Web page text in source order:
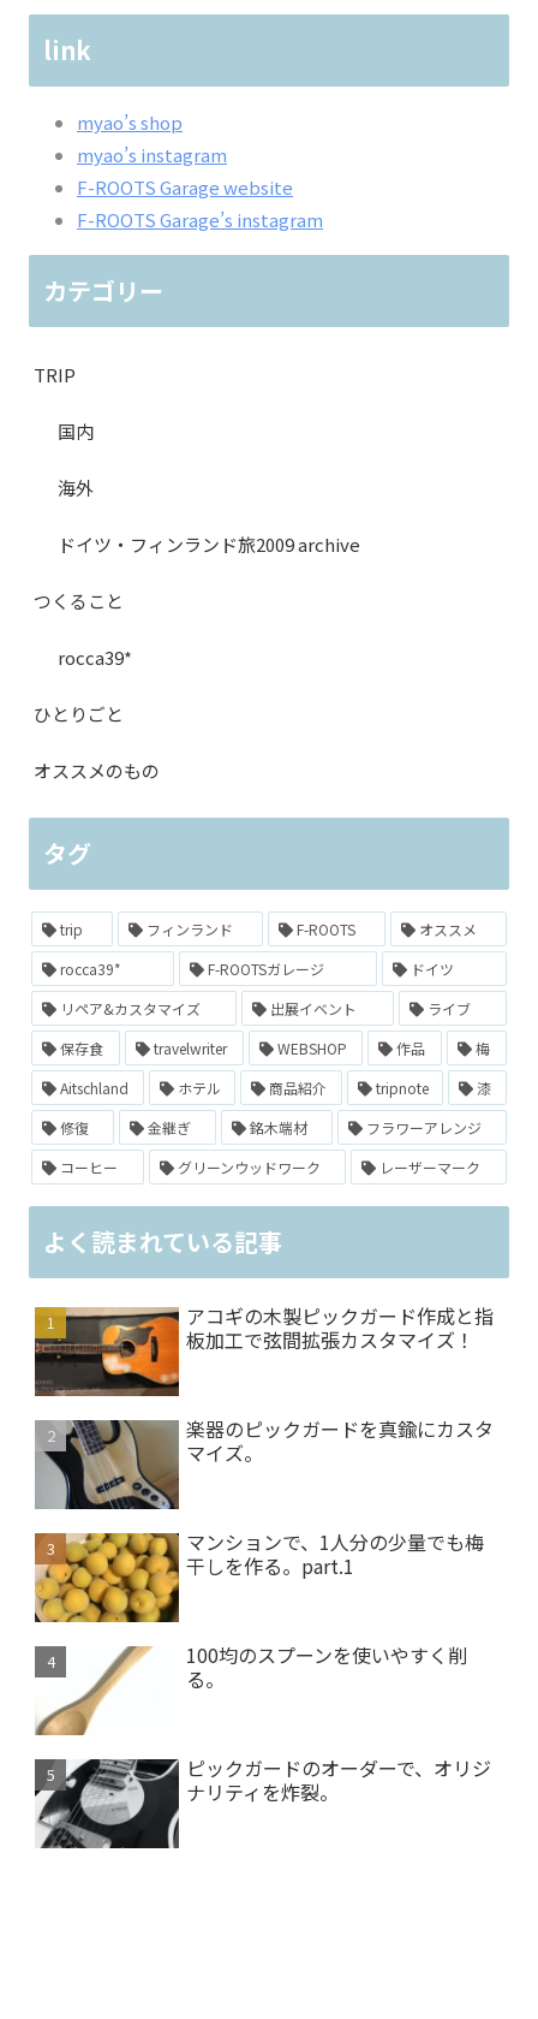
link
myao’s shop
myao’s instagram
F-ROOTS Garage website
F-ROOTS Garage’s instagram
カテゴリー
TRIP
国内
海外
ドイツ・フィンランド旅2009 archive
つくること
rocca39*
ひとりごと
オススメのもの
タグ
trip フィンランド F-ROOTS
オススメ
rocca39*
F-ROOTSガレージ
ドイツ
リペア&カスタマイズ
出展イベント
ライブ
保存食
travelwriter WEBSHOP 作品
梅
Aitschland
ホテル 商品紹介 tripnote
漆
修復
金継ぎ 銘木端材
フラワーアレンジ
コーヒー
グリーンウッドワーク レーザーマーク
よく読まれている記事
アコギの木製ピックガード作成と指
板加工で弦間拡張カスタマイズ！
楽器のピックガードを真鍮にカスタ
マイズ。
マンションで、1人分の少量でも梅
干しを作る。part.1
100均のスプーンを使いやすく削
る。
ピックガードのオーダーで、オリジ
ナリティを炸裂。